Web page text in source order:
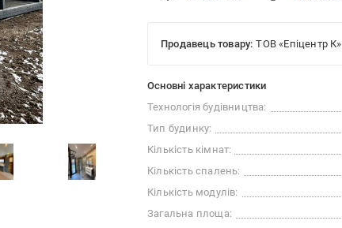
Продавець товару: ТОВ «Епіцентр К»
Основні характеристики
Технологія будівництва:
Тип будинку:
Кількість кімнат:
Кількість спалень:
Кількість модулів:
Загальна площа: